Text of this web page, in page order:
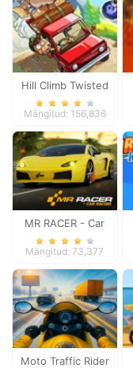
Hill Climb Twisted
Transport
Mängitud: 156,836
MR RACER - Car
Racing
Mängitud: 73,377
Moto Traffic Rider